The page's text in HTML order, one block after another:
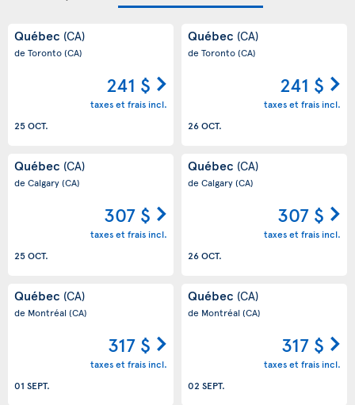
Québec (CA)
de Toronto(CA)
241 $
taxes et frais incl.
25 OCT.
Québec (CA)
de Toronto(CA)
241 $
taxes et frais incl.
26 OCT.
Québec (CA)
de Calgary(CA)
307 $
taxes et frais incl.
25 OCT.
Québec (CA)
de Calgary(CA)
307 $
taxes et frais incl.
26 OCT.
Québec (CA)
de Montréal(CA)
317 $
taxes et frais incl.
01 SEPT.
Québec (CA)
de Montréal(CA)
317 $
taxes et frais incl.
02 SEPT.